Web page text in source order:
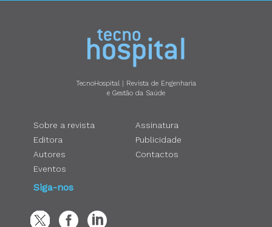
TecnoHospital | Revista de Engenharia
e Gestão da Saúde
Sobre a revista
Editora
Autores
Eventos
Assinatura
Publicidade
Contactos
Siga-nos